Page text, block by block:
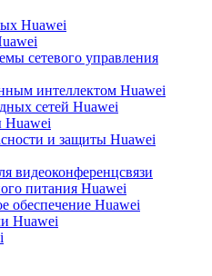
Huawei
сетевого управления
интеллектом Huawei
сетей Huawei
Huawei
и защиты Huawei
видеоконференцсвязи
питания Huawei
обеспечение Huawei
Huawei